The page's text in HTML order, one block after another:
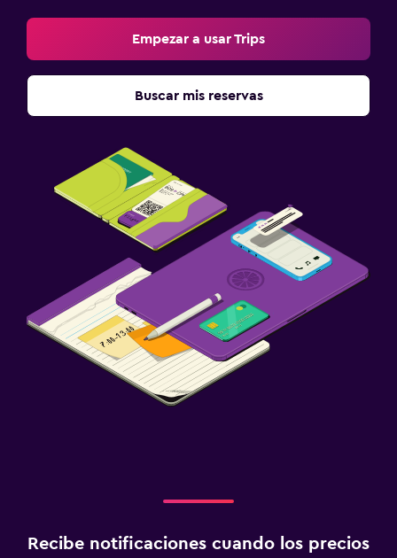
Empezar a usar Trips
Buscar mis reservas
Recibe notificaciones cuando los precios